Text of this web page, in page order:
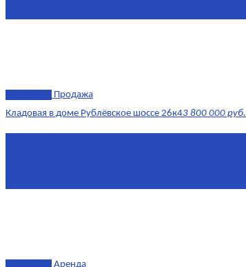
Продажа
Кладовая в доме Рублёвское шоссе 26к43 800 000 руб.
Аренда